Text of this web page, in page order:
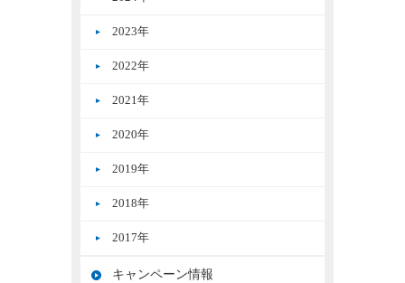
2023年
2022年
2021年
2020年
2019年
2018年
2017年
キャンペーン情報